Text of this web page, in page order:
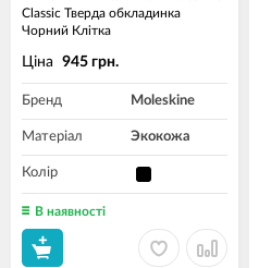
Classic Тверда обкладинка
Чорний Клітка
Ціна 945 грн.
Бренд Moleskine
Матеріал Экокожа
Колір
В наявності